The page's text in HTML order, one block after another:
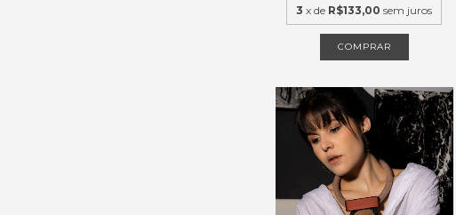
3 x de R$133,00 sem juros
COMPRAR